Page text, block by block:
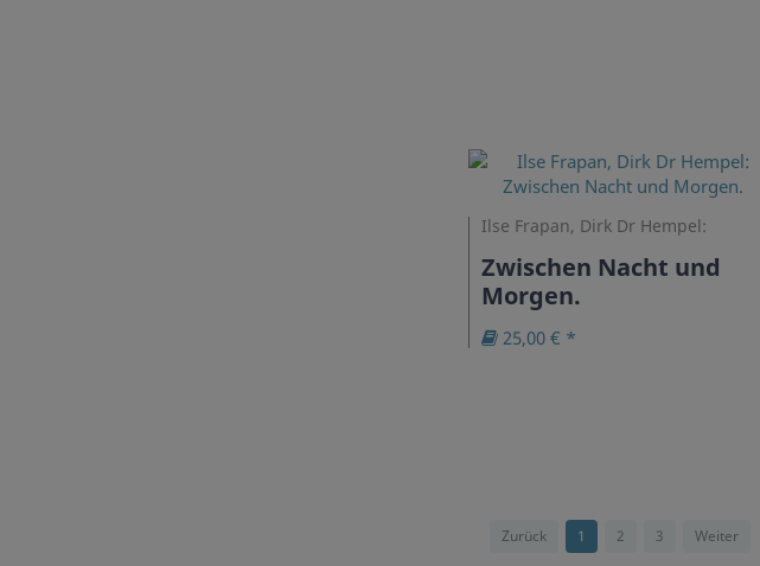
Ilse Frapan, Dirk Dr Hempel:
Zwischen Nacht und
Morgen.
25,00 € *
Zurück 1 2 3 Weiter